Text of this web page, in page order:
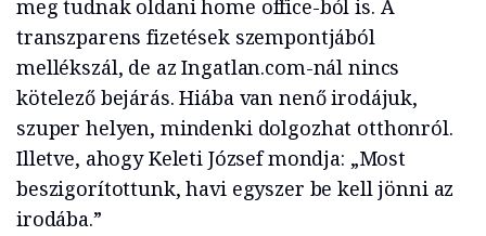
meg tudnak oldani home office-ból is. A
transzparens fizetések szempontjából
mellékszál, de az Ingatlan.com-nál nincs
kötelező bejárás. Hiába van nenő irodájuk,
szuper helyen, mindenki dolgozhat otthonról.
Illetve, ahogy Keleti József mondja: „Most
beszigorítottunk, havi egyszer be kell jönni az
irodába.”